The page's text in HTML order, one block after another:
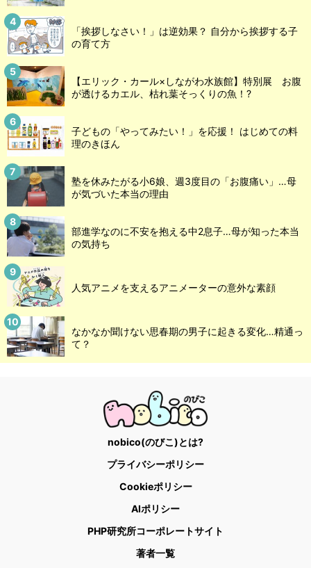
「挨拶しなさい！」は逆効果？ 自分から挨拶する子
の育て方
【エリック・カール×しながわ水族館】特別展 お腹
が透けるカエル、枯れ葉そっくりの魚！?
子どもの「やってみたい！」を応援！ はじめての料
理のきほん
塾を休みたがる小6娘、週3度目の「お腹痛い」…母
が気づいた本当の理由
部進学なのに不安を抱える中2息子…母が知った本当
の気持ち
人気アニメを支えるアニメーターの意外な素顔
なかなか聞けない思春期の男子に起きる変化…精通っ
て？
nobico(のびこ)とは?
プライバシーポリシー
Cookieポリシー
AIポリシー
PHP研究所コーポレートサイト
著者一覧